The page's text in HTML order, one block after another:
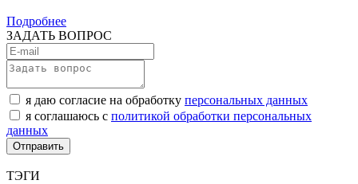
Подробнее
ЗАДАТЬ ВОПРОС
я даю согласие на обработку персональных данных
я соглашаюсь с политикой обработки персональных
данных
ТЭГИ